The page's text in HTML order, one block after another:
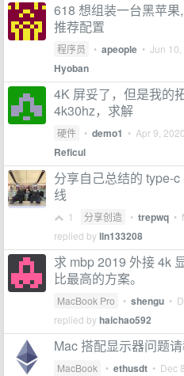
618 想组装一台黑苹
推荐配置
程序员 • apeople • Jun 10,
Hyoban
4K 屏妥了，但是我的
4k30hz，求解
硬件 • demo1 • Apr 9, 2020
Reficul
分享自己总结的 type-
线
1 分享创造 • trepwq •
replied bylln133208
求 mbp 2019 外接 4k
比最高的方案。
MacBook Pro • shengu •
replied byhaichao592
Mac 搭配显示器问题
MacBook • ethusdt • Dec